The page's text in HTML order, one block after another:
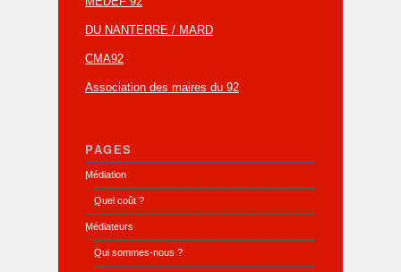
DU NANTERRE / MARD
CMA92
Association des maires du 92
PAGES
Médiation
Quel coût ?
Médiateurs
Qui sommes-nous ?